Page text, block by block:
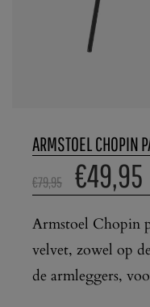
ARMSTOEL CHOPIN
€79,95 €49,95
Armstoel Chopin
velvet, zowel op
de armleggers,